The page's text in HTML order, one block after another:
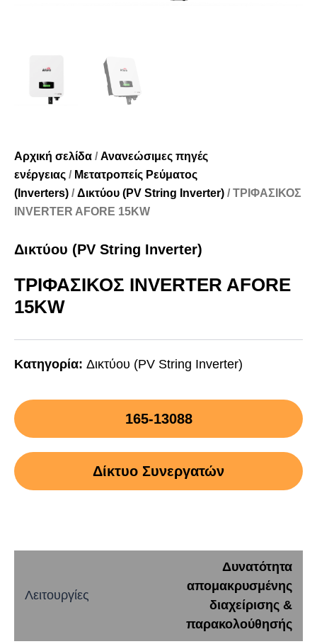
Αρχική σελίδα /Ανανεώσιμες πηγές
ενέργειας / Μετατροπείς Ρεύματος
(Inverters) /Δικτύου (PV String Inverter) / ΤΡΙΦΑΣΙΚΟΣ
INVERTER AFORE 15KW
Δικτύου (PV String Inverter)
ΤΡΙΦΑΣΙΚΟΣ INVERTER AFORE
15KW
165-13088
Δίκτυο Συνεργατών
Κατηγορία: Δικτύου (PV String Inverter)
Λειτουργίες
Δυνατότητα
απομακρυσμένης
διαχείρισης &
παρακολούθησής